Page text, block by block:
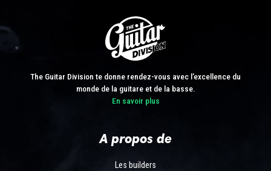
The Guitar Division te donne rendez-vous avec l’excellence du
monde de la guitare et de la basse.
En savoir plus
A propos de
Les builders